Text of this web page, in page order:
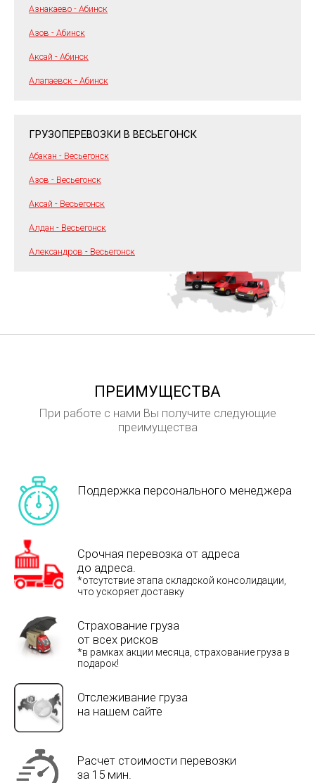
Азнакаево - Абинск
Азов - Абинск
Аксай - Абинск
Алапаевск - Абинск
ГРУЗОПЕРЕВОЗКИ В ВЕСЬЕГОНСК
Абакан - Весьегонск
Азов - Весьегонск
Аксай - Весьегонск
Алдан - Весьегонск
Александров - Весьегонск
ПРЕИМУЩЕСТВА
При работе с нами Вы получите следующие
преимущества
Поддержка персонального менеджера
Срочная перевозка от адреса
до адреса.
*отсутствие этапа складской консолидации,
что ускоряет доставку
Страхование груза
от всех рисков
*в рамках акции месяца, страхование груза в
подарок!
Отслеживание груза
на нашем сайте
Расчет стоимости перевозки
за 15 мин.